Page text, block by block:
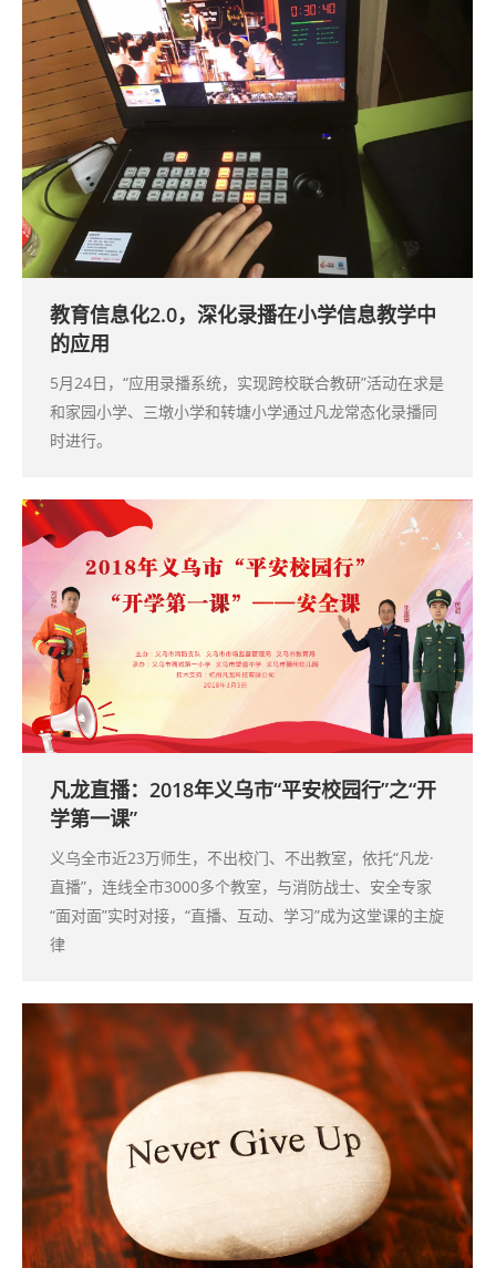
教育信息化2.0，深化录播在小学信息教学中
的应用
5月24日，“应用录播系统，实现跨校联合教研”活动在求是
和家园小学、三墩小学和转塘小学通过凡龙常态化录播同
时进行。
凡龙直播：2018年义乌市“平安校园行”之“开
学第一课”
义乌全市近23万师生，不出校门、不出教室，依托“凡龙·
直播”，连线全市3000多个教室，与消防战士、安全专家
“面对面”实时对接，“直播、互动、学习”成为这堂课的主旋
律